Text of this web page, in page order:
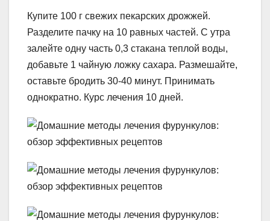
Купите 100 г свежих пекарских дрожжей.
Разделите пачку на 10 равных частей. С утра
залейте одну часть 0,3 стакана теплой воды,
добавьте 1 чайную ложку сахара. Размешайте,
оставьте бродить 30-40 минут. Принимать
однократно. Курс лечения 10 дней.